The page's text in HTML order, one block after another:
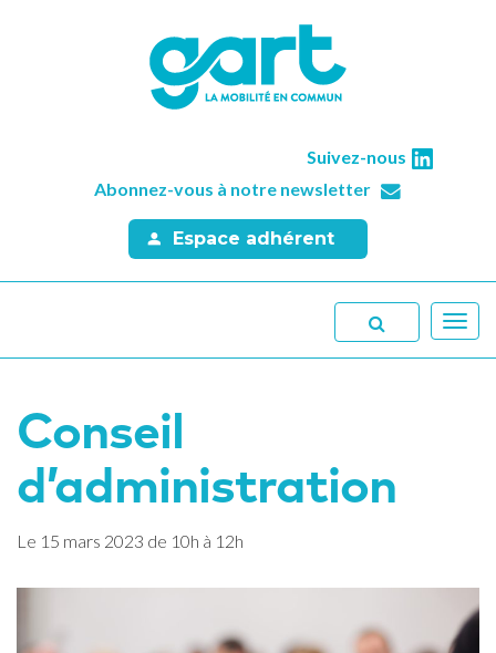
Suivez-nous
Abonnez-vous à notre newsletter
Espace adhérent
Conseil
d’administration
Le 15 mars 2023 de 10h à 12h